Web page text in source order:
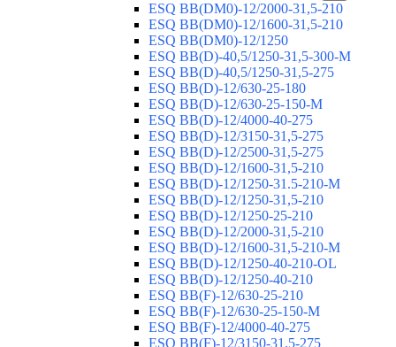
ESQ ВВ(DM0)-12/2000-31,5-210
ESQ ВВ(DM0)-12/1600-31,5-210
ESQ ВВ(DM0)-12/1250
ESQ ВВ(D)-40,5/1250-31,5-300-М
ESQ ВВ(D)-40,5/1250-31,5-275
ESQ ВВ(D)-12/630-25-180
ESQ ВВ(D)-12/630-25-150-М
ESQ ВВ(D)-12/4000-40-275
ESQ ВВ(D)-12/3150-31,5-275
ESQ ВВ(D)-12/2500-31,5-275
ESQ ВВ(D)-12/1600-31,5-210
ESQ ВВ(D)-12/1250-31.5-210-М
ESQ ВВ(D)-12/1250-31,5-210
ESQ ВВ(D)-12/1250-25-210
ESQ BB(D)-12/2000-31,5-210
ESQ BB(D)-12/1600-31,5-210-М
ESQ BB(D)-12/1250-40-210-OL
ESQ BB(D)-12/1250-40-210
ESQ ВВ(F)-12/630-25-210
ESQ ВВ(F)-12/630-25-150-М
ESQ ВВ(F)-12/4000-40-275
ESQ ВВ(F)-12/3150-31.5-275